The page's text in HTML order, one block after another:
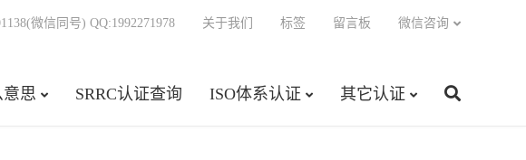
意思 SRRC认证查询 ISO体系认证 其它认证
微信同号) QQ:1992271978 关于我们 标签 留言板 微信咨询